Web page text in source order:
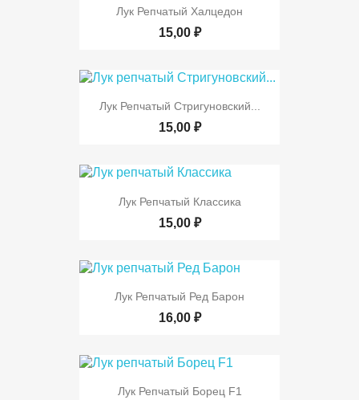
Лук Репчатый Халцедон
15,00 ₽
Лук Репчатый Стригуновский...
15,00 ₽
Лук Репчатый Классика
15,00 ₽
Лук Репчатый Ред Барон
16,00 ₽
Лук Репчатый Борец F1